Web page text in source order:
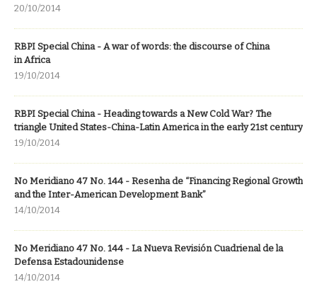
20/10/2014
RBPI Special China - A war of words: the discourse of China
in Africa
19/10/2014
RBPI Special China - Heading towards a New Cold War? The
triangle United States-China-Latin America in the early 21st century
19/10/2014
No Meridiano 47 No. 144 - Resenha de “Financing Regional Growth
and the Inter-American Development Bank”
14/10/2014
No Meridiano 47 No. 144 - La Nueva Revisión Cuadrienal de la
Defensa Estadounidense
14/10/2014